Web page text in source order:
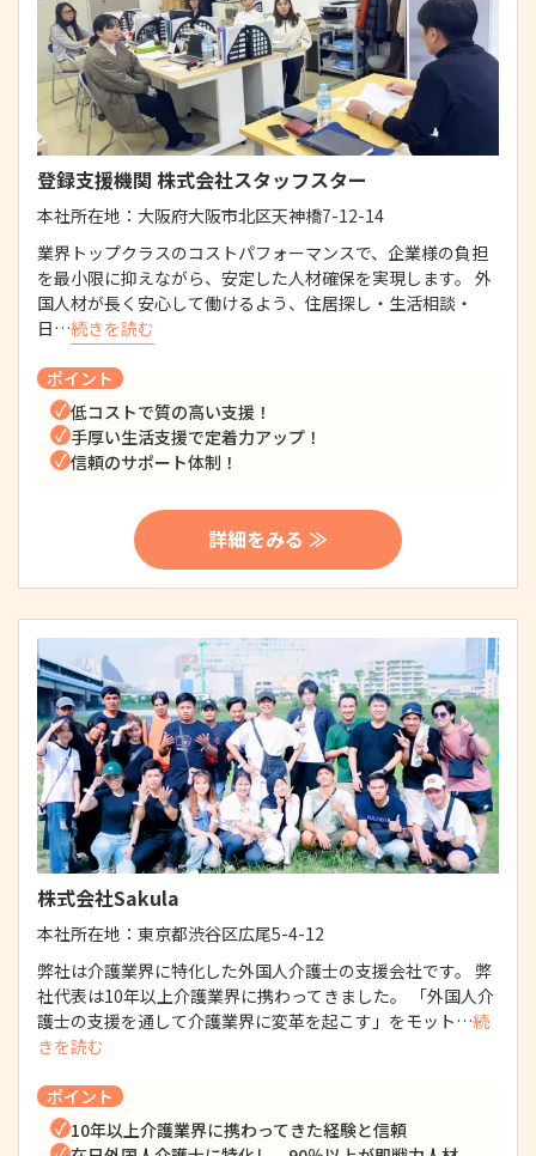
登録支援機関 株式会社スタッフスター
本社所在地： 大阪府大阪市北区天神橋7-12-14
業界トップクラスのコストパフォーマンスで、企業様の負担
を最小限に抑えながら、安定した人材確保を実現します。 外
国人材が長く安心して働けるよう、住居探し・生活相談・
日…続きを読む
ポイント
低コストで質の高い支援！
手厚い生活支援で定着力アップ！
信頼のサポート体制！
詳細をみる ≫
株式会社Sakula
本社所在地： 東京都渋谷区広尾5-4-12
弊社は介護業界に特化した外国人介護士の支援会社です。 弊
社代表は10年以上介護業界に携わってきました。 「外国人介
護士の支援を通して介護業界に変革を起こす」をモット…続
きを読む
ポイント
10年以上介護業界に携わってきた経験と信頼